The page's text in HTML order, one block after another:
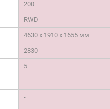
200
RWD
4630 х 1910 х 1655 мм
2830
5
-
-